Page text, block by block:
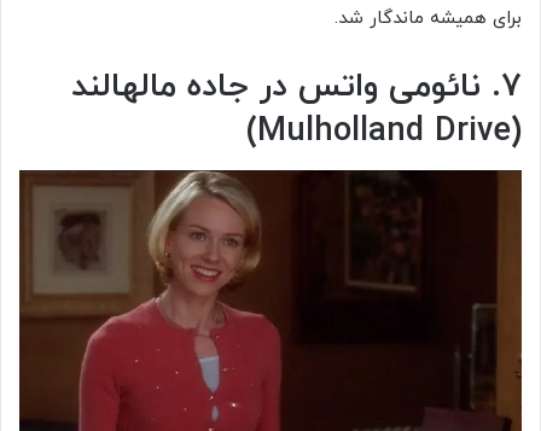
برای همیشه ماندگار شد.
۷. نائومی واتس در جاده مالهالند
(Mulholland Drive)